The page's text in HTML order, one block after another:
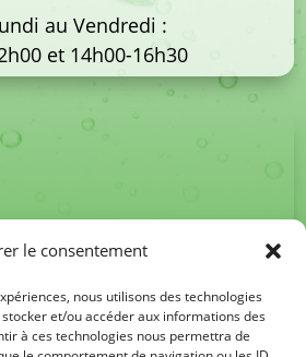
le consentement
nous utilisons des technologies
et/ou accéder aux informations des
à ces technologies nous permettra de
au Vendredi :
et 14h00-16h30